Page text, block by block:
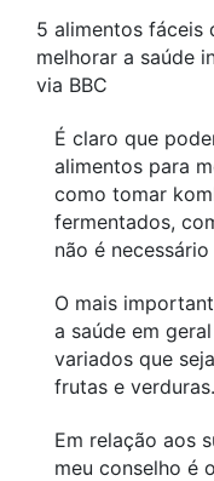
5 alimentos fáceis
melhorar a saúde
via BBC
É claro que
alimentos para
como tomar
fermentados,
não é
O mais
a saúde em
variados que
frutas e verduras.
Em relação aos
meu conselho é